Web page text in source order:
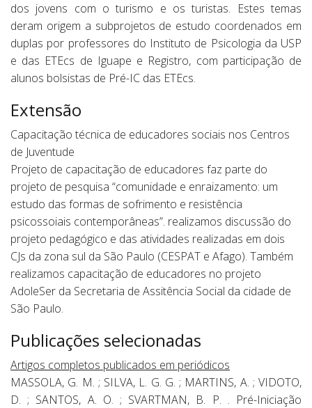
dos jovens com o turismo e os turistas. Estes temas
deram origem a subprojetos de estudo coordenados em
duplas por professores do Instituto de Psicologia da USP
e das ETEcs de Iguape e Registro, com participação de
alunos bolsistas de Pré-IC das ETEcs.
Extensão
Capacitação técnica de educadores sociais nos Centros
de Juventude
Projeto de capacitação de educadores faz parte do
projeto de pesquisa “comunidade e enraizamento: um
estudo das formas de sofrimento e resistência
psicossoiais contemporâneas”. realizamos discussão do
projeto pedagógico e das atividades realizadas em dois
CJs da zona sul da São Paulo (CESPAT e Afago). Também
realizamos capacitação de educadores no projeto
AdoleSer da Secretaria de Assitência Social da cidade de
São Paulo.
Publicações selecionadas
Artigos completos publicados em periódicos
MASSOLA, G. M. ; SILVA, L. G. G. ; MARTINS, A. ; VIDOTO,
D. ; SANTOS, A. O. ; SVARTMAN, B. P. . Pré-Iniciação